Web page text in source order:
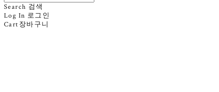
Search 검색
Log In 로그인
Cart 장바구니